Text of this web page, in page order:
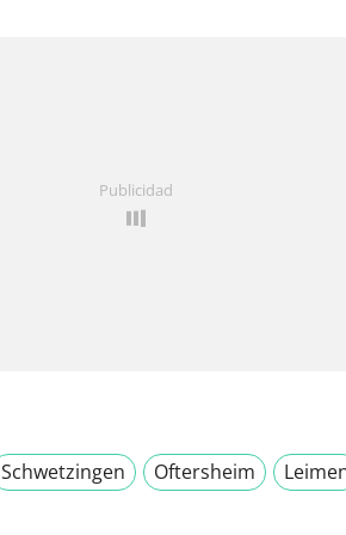
Publicidad
Schwetzingen Oftersheim